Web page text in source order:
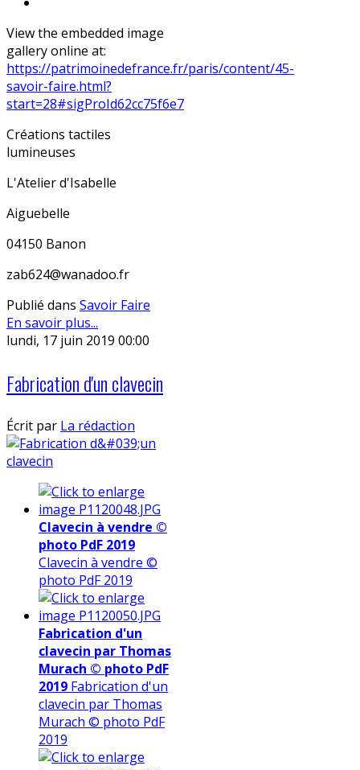
View the embedded image
gallery online at:
https://patrimoinedefrance.fr/paris/content/45-
savoir-faire.html?
start=28#sigProId62cc75f6e7
Créations tactiles
lumineuses
L'Atelier d'Isabelle
Aiguebelle
04150 Banon
zab624@wanadoo.fr
Publié dans Savoir Faire
En savoir plus...
lundi, 17 juin 2019 00:00
Fabrication d'un clavecin
Écrit par La rédaction
Clavecin à vendre ©
photo PdF 2019
Clavecin à vendre ©
photo PdF 2019
Fabrication d'un
clavecin par Thomas
Murach © photo PdF
2019 Fabrication d'un
clavecin par Thomas
Murach © photo PdF
2019